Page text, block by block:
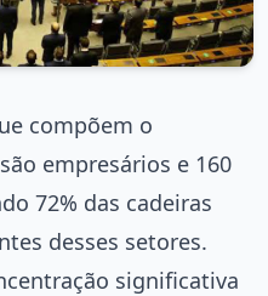
compõem o
empresários e 160
72% das cadeiras
desses setores.
significativa